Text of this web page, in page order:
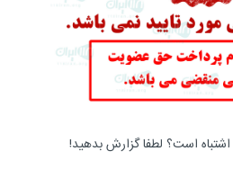
اشتباه است؟ لطفا گزارش بدهید!